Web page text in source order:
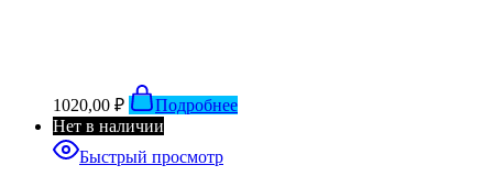
1020,00 ₽
Подробнее
Нет в наличии
Быстрый просмотр